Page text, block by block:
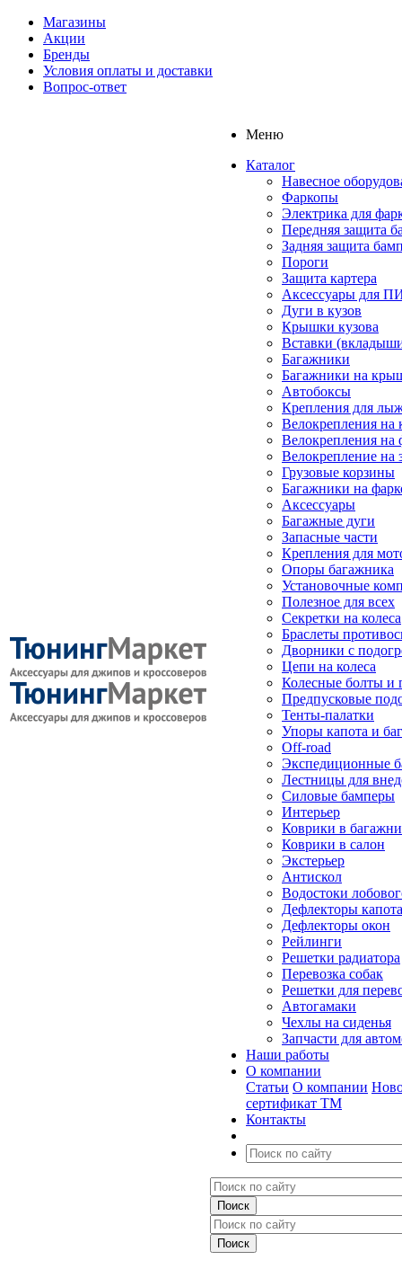
Магазины
Акции
Бренды
Условия оплаты и доставки
Вопрос-ответ
Меню
Каталог
Навесное
Фаркопы
Электрика для
Передняя защита
Задняя защита
Пороги
Защита картера
Аксессуары для
Дуги в кузов
Крышки кузова
Вставки
Багажники
Багажники на
Автобоксы
Крепления для
Велокрепления
Велокрепления на
Велокрепление на
Грузовые корзины
Багажники на
Аксессуары
Багажные дуги
Запасные части
Крепления для
Опоры багажника
Установочные
Полезное для всех
Секретки на колеса
Браслеты
Дворники с
Цепи на колеса
Колесные болты и
Предпусковые
Тенты-палатки
Упоры капота и
Off-road
Экспедиционные
Лестницы для
Силовые бамперы
Интерьер
Коврики в
Коврики в салон
Экстерьер
Антискол
Водостоки
Дефлекторы капота
Дефлекторы окон
Рейлинги
Решетки радиатора
Перевозка собак
Решетки для
Автогамаки
Чехлы на сиденья
Запчасти для
Наши работы
О компании
Статьи О компании
сертификат ТМ
Контакты